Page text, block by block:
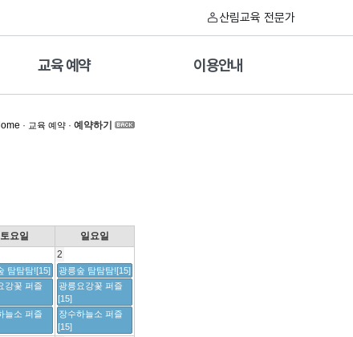
산림교육 전문가
교육 예약 이용안내
· 교육 예약· 예약하기
토요일
일요일
2
탐탐탐![15]
광릉숲 탐탐탐![15]
강꽃 퍼즐
광릉요강꽃 퍼즐
[15]
늘소 퍼즐
장수하늘소 퍼즐
[15]